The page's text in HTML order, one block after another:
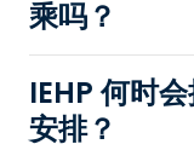
乘吗？
IEHP 何时
安排？